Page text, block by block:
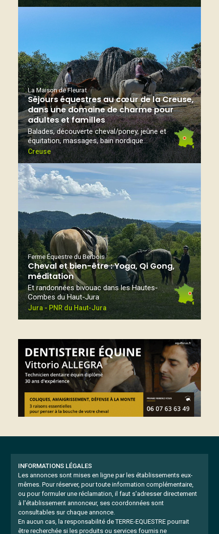
La Maison de Fleurat
Séjours équestres au cœur de la Creuse,
dans une domaine de charme pour
adultes et familles
Balades, découverte cheval/poney, jeûne et
équitation, massages, bain nordique...
Creuse
Ferme Équestre du Berbois
Cheval et bien-être : Yoga, Qi Gong,
méditation
Et randonnées bivouac dans les Hautes-
Combes du Haut-Jura
Jura - PNR du Haut-Jura
INFORMATIONS LÉGALES
Les annonces sont mises en ligne par les établissements eux-
mêmes. Pour réserver, pour toute information complémentaire,
ou pour formuler une réclamation, il faut s'adresser directement
à l'établissement annonceur, ses coordonnées sont
consultables sur chaque annonce.
En aucun cas, la responsabilité de TERRE-EQUESTRE pourrait
être recherchée si les produits ou services fournis ne